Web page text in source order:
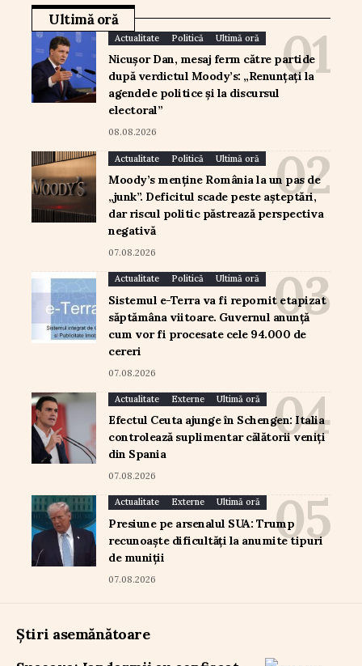
Ultimă oră
Actualitate Politică Ultimă oră
Nicușor Dan, mesaj ferm către partide
după verdictul Moody’s: „Renunțați la
agendele politice și la discursul
electoral”
08.08.2026
Actualitate Politică Ultimă oră
Moody’s menține România la un pas de
„junk”. Deficitul scade peste așteptări,
dar riscul politic păstrează perspectiva
negativă
07.08.2026
Actualitate Politică Ultimă oră
Sistemul e-Terra va fi repornit etapizat
săptămâna viitoare. Guvernul anunță
cum vor fi procesate cele 94.000 de
cereri
07.08.2026
Actualitate Externe Ultimă oră
Efectul Ceuta ajunge în Schengen: Italia
controlează suplimentar călătorii veniți
din Spania
07.08.2026
Actualitate Externe Ultimă oră
Presiune pe arsenalul SUA: Trump
recunoaște dificultăți la anumite tipuri
de muniții
07.08.2026
Știri asemănătoare